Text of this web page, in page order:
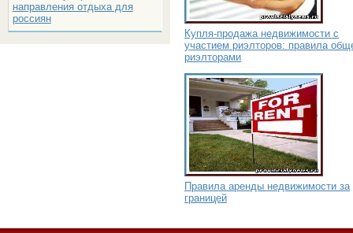
направления отдыха для
россиян
Купля-продажа недвижимости с
участием риэлторов: правила
риэлторами
Правила аренды недвижимости за
границей